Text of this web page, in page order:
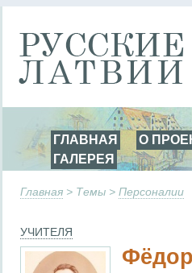
ГЛАВНАЯ О
ГАЛЕРЕЯ
Главная > Темы > Персоналии
УЧИТЕЛЯ